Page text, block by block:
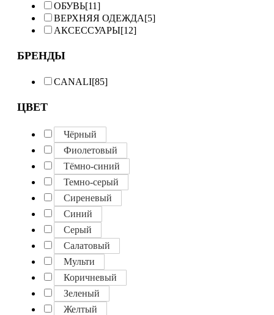
ОБУВЬ[11]
ВЕРХНЯЯ ОДЕЖДА[5]
АКСЕССУАРЫ[12]
БРЕНДЫ
CANALI[85]
ЦВЕТ
Чёрный
Фиолетовый
Тёмно-синий
Темно-серый
Сиреневый
Синий
Серый
Салатовый
Мульти
Коричневый
Зеленый
Желтый